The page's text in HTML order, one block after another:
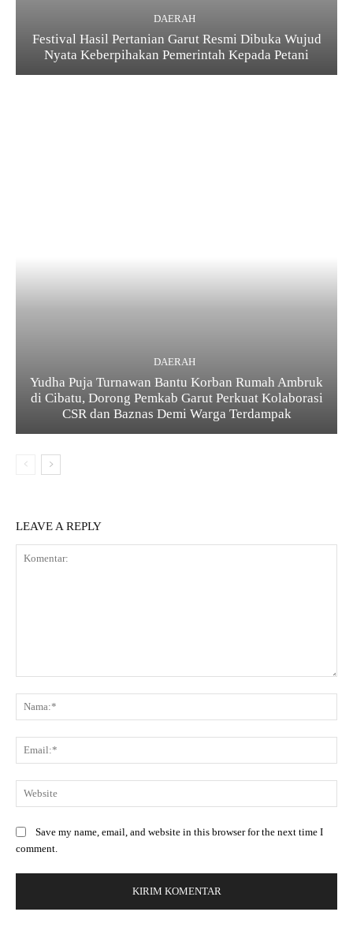
DAERAH
Festival Hasil Pertanian Garut Resmi Dibuka Wujud
Nyata Keberpihakan Pemerintah Kepada Petani
DAERAH
Yudha Puja Turnawan Bantu Korban Rumah Ambruk
di Cibatu, Dorong Pemkab Garut Perkuat Kolaborasi
CSR dan Baznas Demi Warga Terdampak
LEAVE A REPLY
Save my name, email, and website in this browser for the next time I
comment.